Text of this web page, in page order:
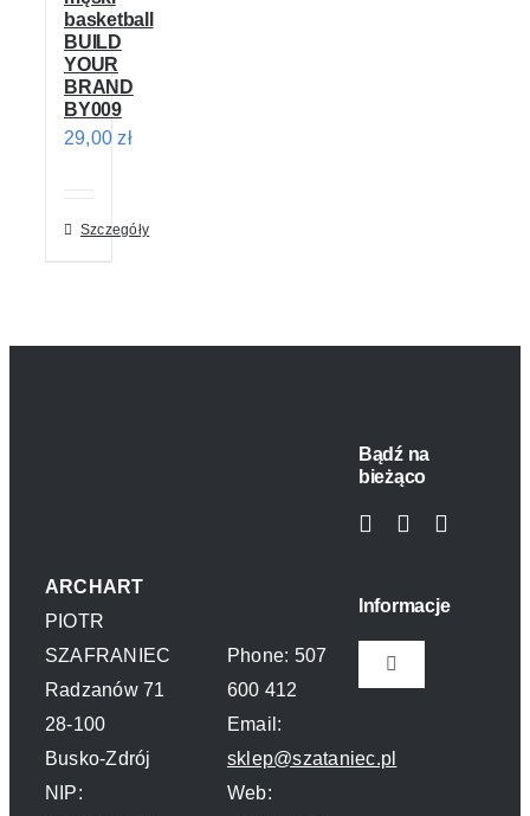
basketball
BUILD
YOUR
BRAND
BY009
29,00 zł
Szczegóły
ARCHART
PIOTR
SZAFRANIEC
Radzanów 71
28-100
Busko-Zdrój
NIP:
Phone: 507
600 412
Email:
sklep@szataniec.pl
Web:
Bądź na
bieżąco
Informacje
Toggle
Navigation